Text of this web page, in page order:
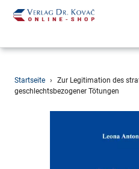
Direkt
zum
Startseite ›
Zur Legitimation des
geschlechtsbezogener Tötungen